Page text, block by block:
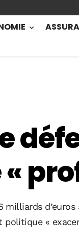
milliards
politique «